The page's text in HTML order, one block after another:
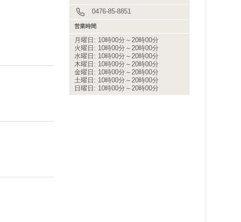
0476-85-8851
営業時間
月曜日: 10時00分～20時00分
火曜日: 10時00分～20時00分
水曜日: 10時00分～20時00分
木曜日: 10時00分～20時00分
金曜日: 10時00分～20時00分
土曜日: 10時00分～20時00分
日曜日: 10時00分～20時00分